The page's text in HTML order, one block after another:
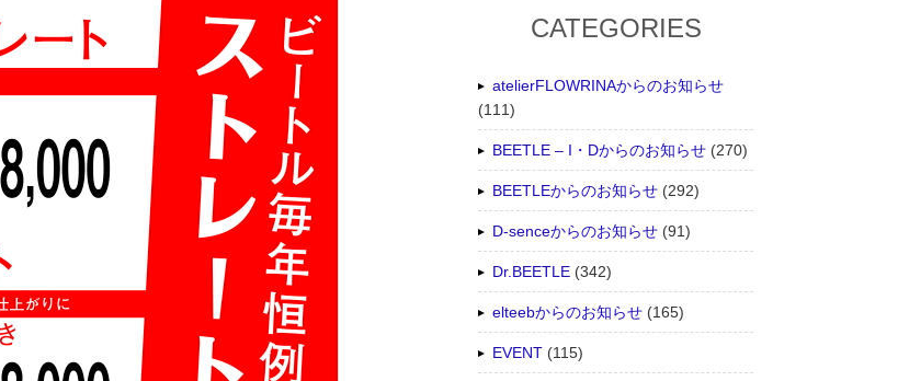
CATEGORIES
atelierFLOWRINAからのお知らせ
(111)
BEETLE – I・Dからのお知らせ (270)
BEETLEからのお知らせ (292)
D-senceからのお知らせ (91)
Dr.BEETLE (342)
elteebからのお知らせ (165)
EVENT (115)